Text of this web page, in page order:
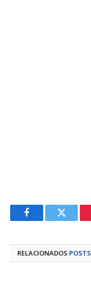
FacebookTwitter
RELACIONADOS POSTS